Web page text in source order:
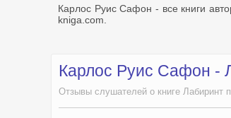
Карлос Руис Сафон - все книги
kniga.com.
Карлос Руис Сафон -
Отзывы слушателей о книге Лабиринт